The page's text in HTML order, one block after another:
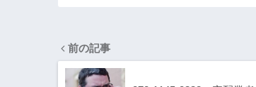
前の記事